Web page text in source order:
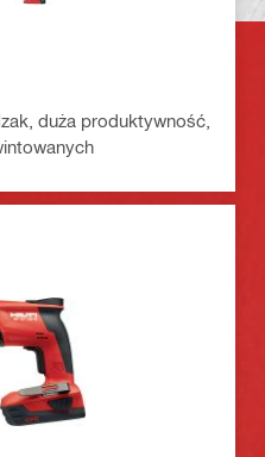
duża produktywność,